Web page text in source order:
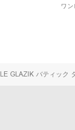
ワ
LE GLAZIK バティック